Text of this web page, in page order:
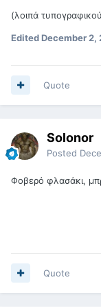
(λοιπά
EditedDecember 2,
Quote
Solonor
Posted
Φοβερό φλασάκι,
Quote